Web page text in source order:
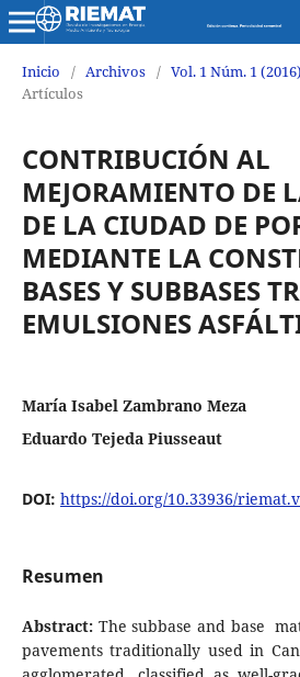
Inicio / Archivos / Vol. 1 Núm. 1
Artículos
CONTRIBUCIÓN AL
MEJORAMIENTO DE
DE LA CIUDAD DE
MEDIANTE LA
BASES Y SUBBASES
EMULSIONES
María Isabel Zambrano Meza
Eduardo Tejeda Piusseaut
DOI: https://doi.org/10.33936/
Resumen
Abstract: The subbase and base
pavements traditionally used in